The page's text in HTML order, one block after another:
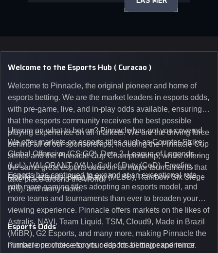
Welcome to the Esports Hub ( Curacao )
Welcome to Pinnacle, the original pioneer and home of
esports betting. We are the market leaders in esports odds,
with pre-game, live, and in-play odds available, ensuring
that the esports community receives the best possible
playing experience on all markets. We are the driving force
behind all of our sponsorships, including the Pinnacle Cup
series and the Pinnacle Cup Championship, whilst offering
the same great esports odds on all major tournaments that
take place around the world.
Unsure on what to bet on? Pinnacle has got you covered.
We offer markets on esports titles such as Counter-Strike:
Global Offensive (CS:GO), Dota 2, League of Legends
(LoL), VALORANT (VAL), Call of Duty (CoD), Freefire,
Mobile Legends: Bang Bang (MLBB), Rainbow Six Siege
(R6), and many more.
Esports has continued to expand at an exceptional rate,
with more gaming titles adopting an esports model, and
more teams and tournaments than ever to broaden your
viewing experience. Pinnacle offers markets on the likes of
Astralis, NAVI, Team Liquid, TSM, Cloud9, Made in Brazil
(MiBR), G2 Esports, and many more, making Pinnacle the
number one choice for your esports betting experience.
Esports Odds
Pinnacle provides esports odds for all major and minor